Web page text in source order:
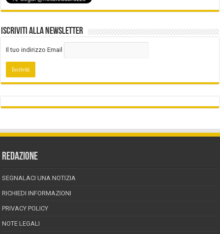
Iscriviti alla Newsletter
Il tuo indirizzo Email
REDAZIONE
SEGNALACI UNA NOTIZIA
RICHIEDI INFORMAZIONI
PRIVACY POLICY
NOTE LEGALI